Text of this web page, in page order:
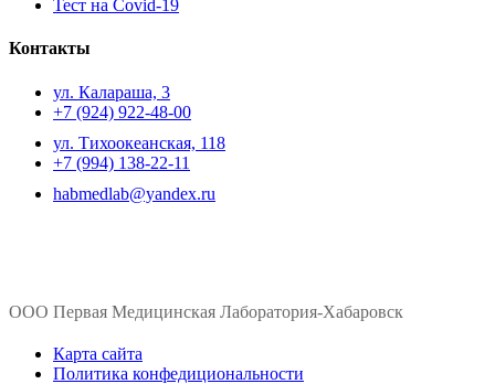
Тест на Covid-19
Контакты
ул. ​Калараша, 3
+7 (924) 922-48-00
ул. ​Тихоокеанская, 118
+7 (994) 138-22-11
habmedlab@yandex.ru
ООО Первая Медицинская Лаборатория-Хабаровск
Карта сайта
Политика конфедициональности